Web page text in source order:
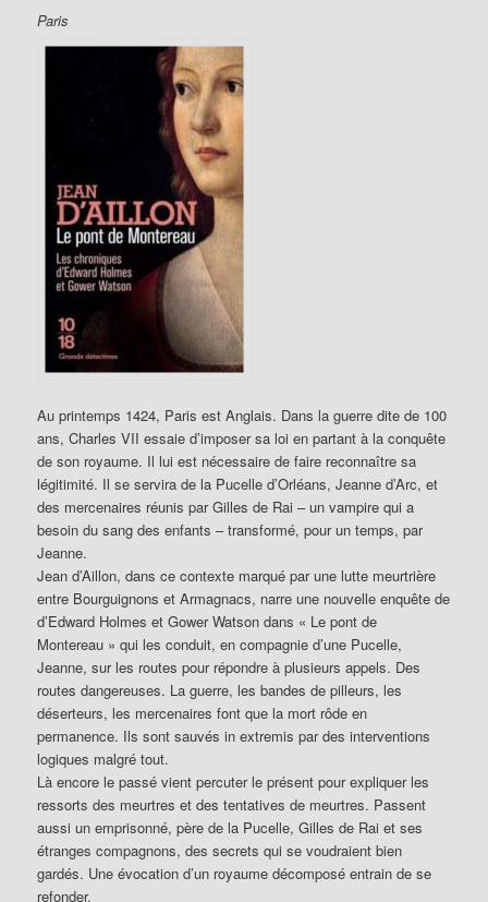
Paris
Au printemps 1424, Paris est Anglais. Dans la guerre dite de 100
ans, Charles VII essaie d’imposer sa loi en partant à la conquête
de son royaume. Il lui est nécessaire de faire reconnaître sa
légitimité. Il se servira de la Pucelle d’Orléans, Jeanne d’Arc, et
des mercenaires réunis par Gilles de Rai – un vampire qui a
besoin du sang des enfants – transformé, pour un temps, par
Jeanne.
Jean d’Aillon, dans ce contexte marqué par une lutte meurtrière
entre Bourguignons et Armagnacs, narre une nouvelle enquête de
d’Edward Holmes et Gower Watson dans « Le pont de
Montereau » qui les conduit, en compagnie d’une Pucelle,
Jeanne, sur les routes pour répondre à plusieurs appels. Des
routes dangereuses. La guerre, les bandes de pilleurs, les
déserteurs, les mercenaires font que la mort rôde en
permanence. Ils sont sauvés in extremis par des interventions
logiques malgré tout.
Là encore le passé vient percuter le présent pour expliquer les
ressorts des meurtres et des tentatives de meurtres. Passent
aussi un emprisonné, père de la Pucelle, Gilles de Rai et ses
étranges compagnons, des secrets qui se voudraient bien
gardés. Une évocation d’un royaume décomposé entrain de se
refonder.